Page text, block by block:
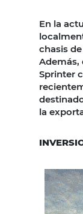
En la
chasis de
Además,
Sprinter
la